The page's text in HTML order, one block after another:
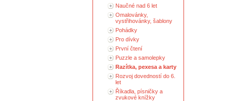
Naučné nad 6 let
Omalovánky,
vystřihovánky, šablony
Pohádky
Pro dívky
První čtení
Puzzle a samolepky
Razítka, pexesa a karty
Rozvoj dovedností do 6.
let
Říkadla, písničky a
zvukové knížky